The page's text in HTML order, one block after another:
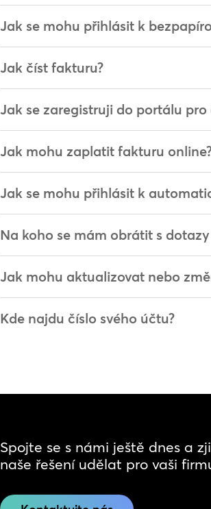
Jak se mohu přihlásit k
Jak číst fakturu?
Jak se zaregistruji do portálu
Jak mohu zaplatit fakturu
Jak se mohu přihlásit k
Na koho se mám obrátit s
Jak mohu aktualizovat nebo
Kde najdu číslo svého účtu?
Spojte se s námi ještě dnes a
naše řešení udělat pro vaši